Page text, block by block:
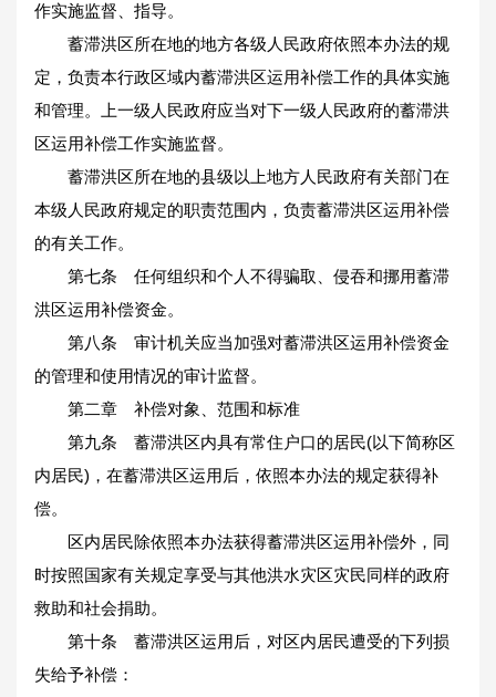
作实施监督、指导。
蓄滞洪区所在地的地方各级人民政府依照本办法的规
定，负责本行政区域内蓄滞洪区运用补偿工作的具体实施
和管理。上一级人民政府应当对下一级人民政府的蓄滞洪
区运用补偿工作实施监督。
蓄滞洪区所在地的县级以上地方人民政府有关部门在
本级人民政府规定的职责范围内，负责蓄滞洪区运用补偿
的有关工作。
第七条 任何组织和个人不得骗取、侵吞和挪用蓄滞
洪区运用补偿资金。
第八条 审计机关应当加强对蓄滞洪区运用补偿资金
的管理和使用情况的审计监督。
第二章 补偿对象、范围和标准
第九条 蓄滞洪区内具有常住户口的居民(以下简称区
内居民)，在蓄滞洪区运用后，依照本办法的规定获得补
偿。
区内居民除依照本办法获得蓄滞洪区运用补偿外，同
时按照国家有关规定享受与其他洪水灾区灾民同样的政府
救助和社会捐助。
第十条 蓄滞洪区运用后，对区内居民遭受的下列损
失给予补偿：